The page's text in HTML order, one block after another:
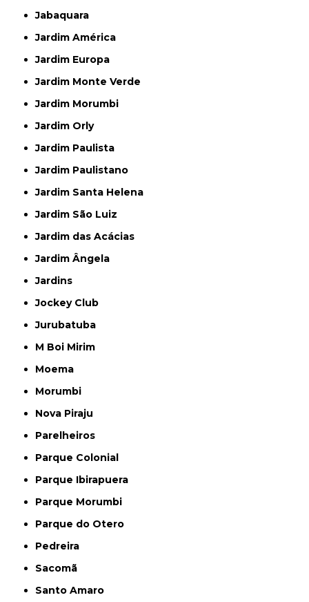
Jabaquara
Jardim América
Jardim Europa
Jardim Monte Verde
Jardim Morumbi
Jardim Orly
Jardim Paulista
Jardim Paulistano
Jardim Santa Helena
Jardim São Luiz
Jardim das Acácias
Jardim Ângela
Jardins
Jockey Club
Jurubatuba
M Boi Mirim
Moema
Morumbi
Nova Piraju
Parelheiros
Parque Colonial
Parque Ibirapuera
Parque Morumbi
Parque do Otero
Pedreira
Sacomã
Santo Amaro